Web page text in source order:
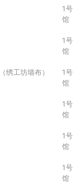
1号
馆
1号
馆
绣工坊墙布）
1号
馆
1号
馆
1号
馆
1号
馆